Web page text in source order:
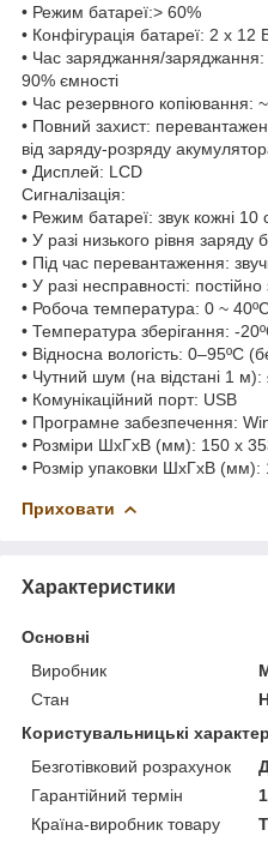
• Режим батареї:> 60%
• Конфігурація батареї: 2 х 12
• Час заряджання/
90% ємності
• Час резервного копіювання:
• Повний захист:
від заряду-розряду
• Дисплей: LCD
Сигналізація:
• Режим батареї: звук кожні 10
• У разі низького рівня заряду
• Під час перевантаження:
• У разі несправності: постійно
• Робоча температура: 0 ~
• Температура зберігання: -
• Відносна вологість: 0–95ºC
• Чутний шум (на відстані 1
• Комунікаційний порт: USB
• Програмне забезпечення:
• Розміри ШхГхВ (мм): 150 x
• Розмір упаковки ШхГхВ
Приховати
Характеристики
Основні
Виробник
Стан
Користувальницькі
Безготівковий розрахунок
Гарантійний термін
Країна-виробник товару